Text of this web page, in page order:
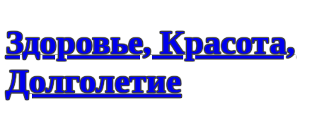
Наверх
Здоровье, Красота,
Долголетие